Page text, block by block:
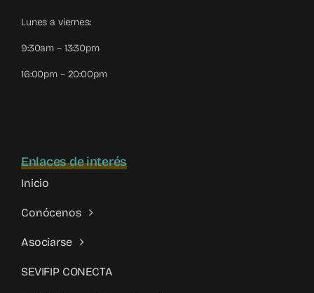
Lunes a viernes:
9:30am – 13:30pm
16:00pm – 20:00pm
Enlaces de interés
Inicio
Conócenos
Asociarse
SEVIFIP CONECTA